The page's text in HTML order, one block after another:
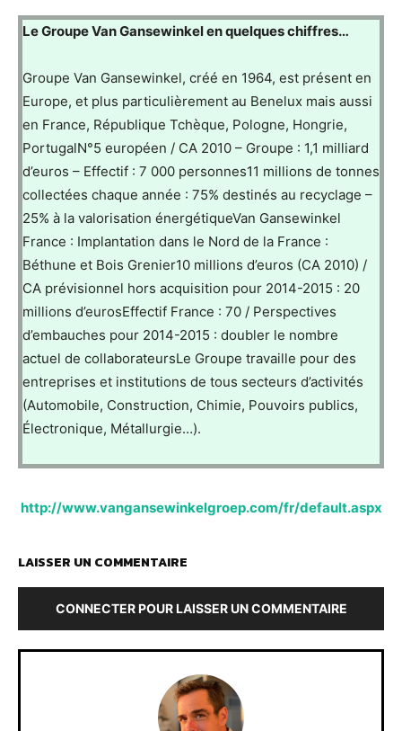
Le Groupe Van Gansewinkel en quelques chiffres…
Groupe Van Gansewinkel, créé en 1964, est présent en
Europe, et plus particulièrement au Benelux mais aussi
en France, République Tchèque, Pologne, Hongrie,
PortugalN°5 européen / CA 2010 – Groupe : 1,1 milliard
d’euros – Effectif : 7 000 personnes11 millions de tonnes
collectées chaque année : 75% destinés au recyclage –
25% à la valorisation énergétiqueVan Gansewinkel
France : Implantation dans le Nord de la France :
Béthune et Bois Grenier10 millions d’euros (CA 2010) /
CA prévisionnel hors acquisition pour 2014-2015 : 20
millions d’eurosEffectif France : 70 / Perspectives
d’embauches pour 2014-2015 : doubler le nombre
actuel de collaborateursLe Groupe travaille pour des
entreprises et institutions de tous secteurs d’activités
(Automobile, Construction, Chimie, Pouvoirs publics,
Électronique, Métallurgie…).
http://www.vangansewinkelgroep.com/fr/default.aspx
LAISSER UN COMMENTAIRE
CONNECTER POUR LAISSER UN COMMENTAIRE